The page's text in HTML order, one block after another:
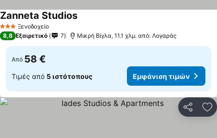
3 ΑστέριαΞενοδοχείο
Zanneta Studios
8,8 Εξαιρετικό 7 Μικρή Βίγλα, 11.1 χλμ. από: Λογαράς
Από 58 €
Τιμές από 5 ιστότοπους Εμφάνιση τιμών